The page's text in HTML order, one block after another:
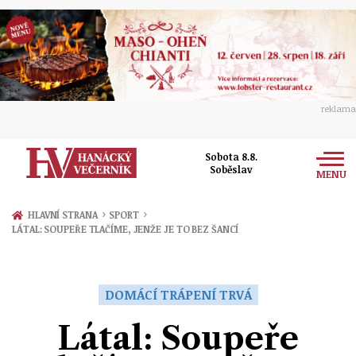
reklama
Sobota 8.8.
Soběslav
MENU
Zprávy
Ekonomika
Sport
HLAVNÍ STRANA › SPORT ›
LÁTAL: SOUPEŘE TLAČÍME, JENŽE JE TO BEZ ŠANCÍ
DOMÁCÍ TRÁPENÍ TRVÁ
Látal: Soupeře